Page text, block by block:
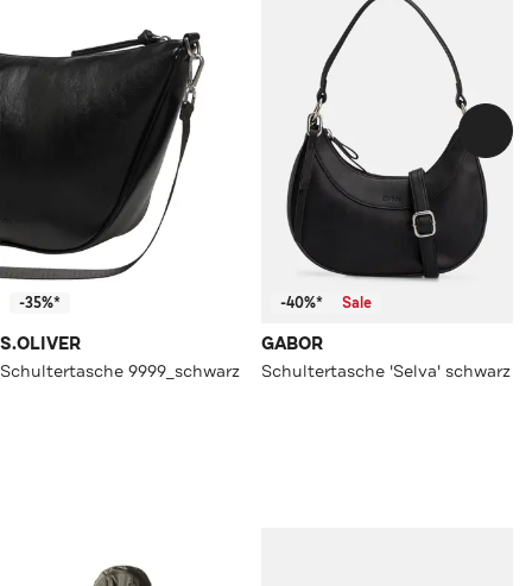
-35%*
S.OLIVER
Schultertasche 9999_schwarz
-40%* Sale
GABOR
Schultertasche 'Selva' schwarz